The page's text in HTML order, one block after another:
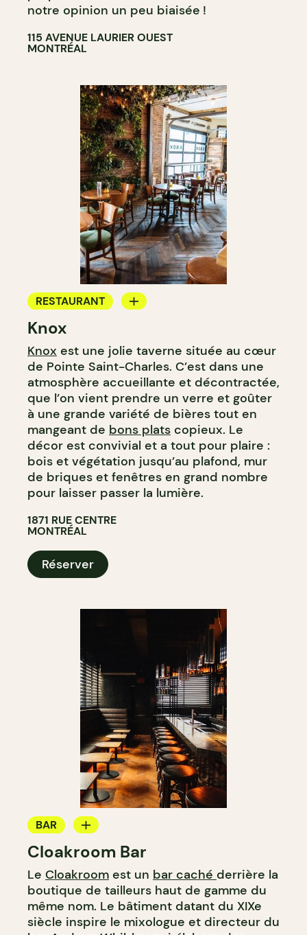
notre opinion un peu biaisée !
115 AVENUE LAURIER OUEST
MONTRÉAL
RESTAURANT
BAR
BAR À COCKTAIL
Knox
Knox est une jolie taverne située au cœur
de Pointe Saint-Charles. C’est dans une
atmosphère accueillante et décontractée,
que l’on vient prendre un verre et goûter
à une grande variété de bières tout en
mangeant de bons plats copieux. Le
décor est convivial et a tout pour plaire :
bois et végétation jusqu’au plafond, mur
de briques et fenêtres en grand nombre
pour laisser passer la lumière.
1871 RUE CENTRE
MONTRÉAL
Réserver
BAR
BAR À COCKTAIL
Cloakroom Bar
Le Cloakroom est un bar caché derrière la
boutique de tailleurs haut de gamme du
même nom. Le bâtiment datant du XIXe
siècle inspire le mixologue et directeur du